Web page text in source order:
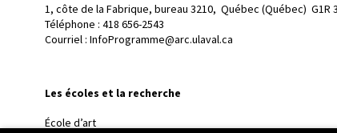
1, côte de la Fabrique, bureau 3210, Québec (Québec)  G1R
Téléphone : 418 656-2543
Courriel : InfoProgramme@arc.ulaval.ca
Les écoles et la recherche
École d’art